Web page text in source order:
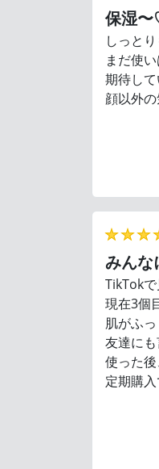
保湿
しっと
まだ使
期待して
顔以外
みんな
TikTokで
現在3個
肌がふ
友達にも
使った
定期購